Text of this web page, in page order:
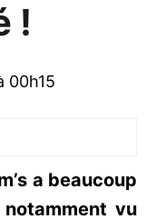
!
00h15
a beaucoup
vu